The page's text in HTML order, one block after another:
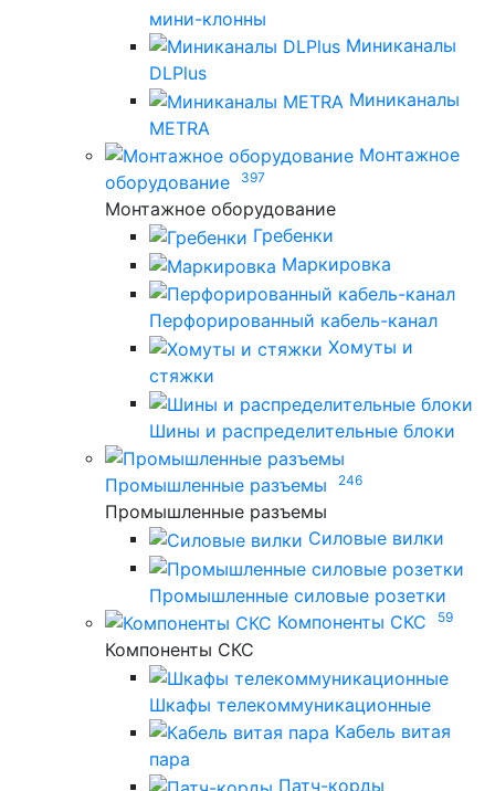
мини-клонны
Миниканалы
DLPlus
Миниканалы
METRA
Монтажное
оборудование
397
Монтажное оборудование
Гребенки
Маркировка
Перфорированный кабель-канал
Хомуты и
стяжки
Шины и распределительные блоки
Промышленные разъемы 246
Промышленные разъемы
Силовые вилки
Промышленные силовые розетки
Компоненты СКС
59
Компоненты СКС
Шкафы телекоммуникационные
Кабель витая
пара
Патч-корды